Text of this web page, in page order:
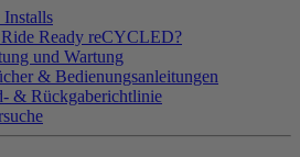
Installs
Ride Ready reCYCLED?
und Wartung
& Bedienungsanleitungen
& Rückgaberichtlinie